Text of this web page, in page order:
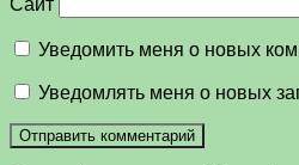
Уведомить меня о новых
Уведомлять меня о новых